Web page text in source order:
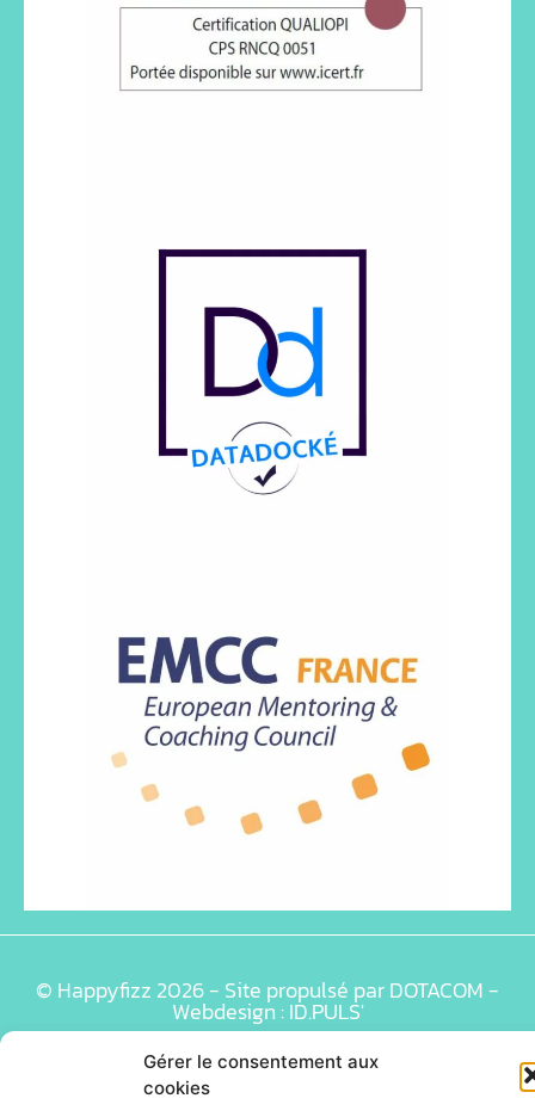
Gérer le consentement aux
cookies
© Happyfizz 2026 - Site propulsé par DOTACOM -
Webdesign : ID.PULS'